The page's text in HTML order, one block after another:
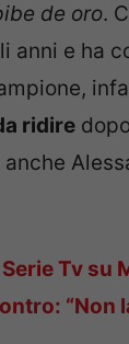
de oro.
anni e ha
ridire
anche
Serie Tv su
“Non